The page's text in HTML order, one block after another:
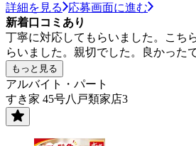
詳細を見る
応募画面に進む
新着口コミあり
丁寧に対応してもらいました。こち
らいました。親切でした。良かった
もっと見る
アルバイト・パート
すき家 45号八戸類家店3